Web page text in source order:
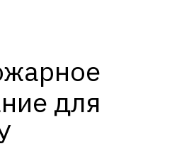
для